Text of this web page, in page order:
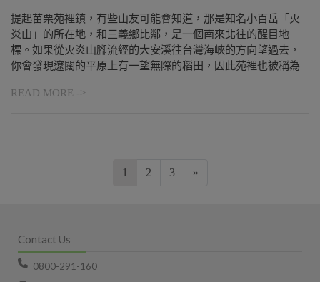
提起苗栗苑裡鎮，有些山友可能會知道，那是知名小百岳「火
炎山」的所在地，和三義鄉比鄰，是一個南來北往的醒目地
標。如果從火炎山腳流經的大安溪往台灣海峽的方向望過去，
你會發現遼闊的平原上有一望無際的稻田，因此苑裡也被稱為
READ MORE ->
1 2 3 »
Contact Us
0800-291-160